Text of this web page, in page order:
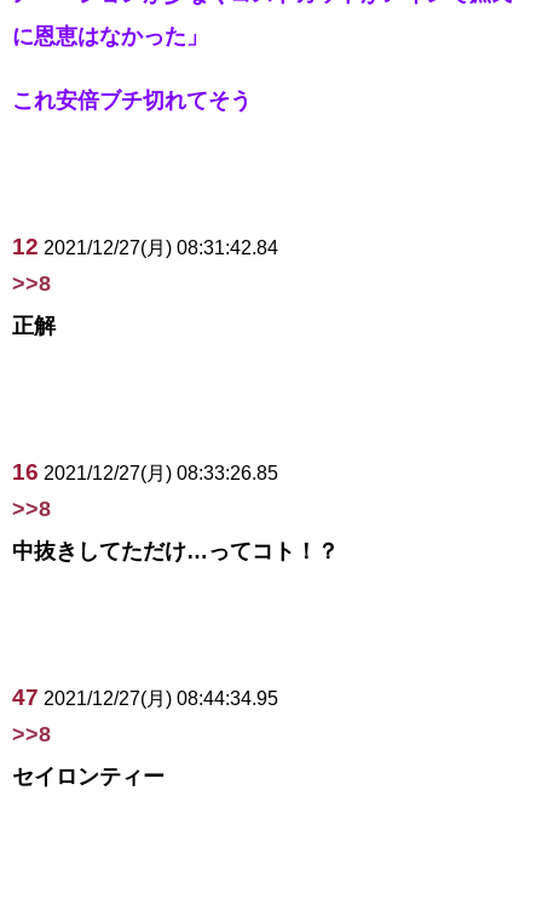
に恩恵はなかった」
これ安倍ブチ切れてそう
12 2021/12/27(月) 08:31:42.84
>>8
正解
16 2021/12/27(月) 08:33:26.85
>>8
中抜きしてただけ…ってコト！？
47 2021/12/27(月) 08:44:34.95
>>8
セイロンティー